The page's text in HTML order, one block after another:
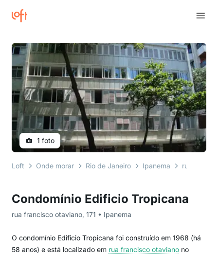
Condomínio Edificio Tropicana
rua francisco otaviano, 171 • Ipanema
O condomínio Edificio Tropicana foi construído em 1968 (há
58 anos) e está localizado em rua francisco otaviano no
1 foto
Loft Onde morar Rio de Janeiro Ipanema rua